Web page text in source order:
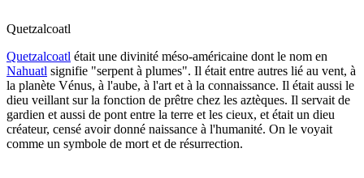
Quetzalcoatl
Quetzalcoatl était une divinité méso-américaine dont le nom en
Nahuatl signifie "serpent à plumes". Il était entre autres lié au vent, à
la planète Vénus, à l'aube, à l'art et à la connaissance. Il était aussi le
dieu veillant sur la fonction de prêtre chez les aztèques. Il servait de
gardien et aussi de pont entre la terre et les cieux, et était un dieu
créateur, censé avoir donné naissance à l'humanité. On le voyait
comme un symbole de mort et de résurrection.